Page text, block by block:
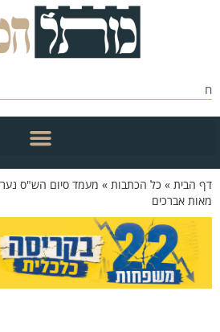
הבית»כל הכתבות»מעמד סיום הש"ס נערך
אברכים